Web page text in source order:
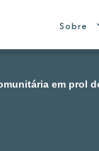
Sobre
em prol